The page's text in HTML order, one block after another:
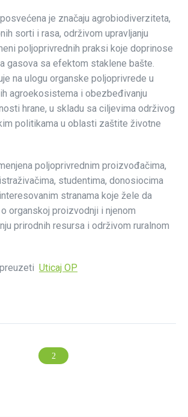
je značaju agrobiodiverziteta,
sorti i rasa, održivom upravljanju
poljoprivrednih praksi koje doprinose
gasova sa efektom staklene bašte.
na ulogu organske poljoprivrede u
agroekosistema i obezbeđivanju
hrane, u skladu sa ciljevima održivog
politikama u oblasti zaštite životne
poljoprivrednim proizvođačima,
studentima, donosiocima
stranama koje žele da
organskoj proizvodnji i njenom
prirodnih resursa i održivom ruralnom
Uticaj OP